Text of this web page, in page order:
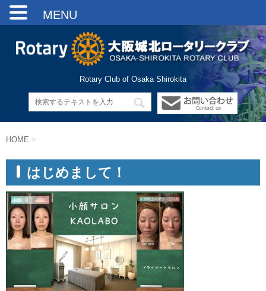
Rotary Club of Osaka Shirokita
HOME >
はじめまして！
MENU